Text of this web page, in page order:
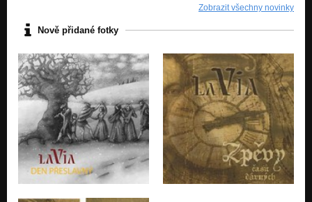
Zobrazit všechny novinky
Nově přidané fotky